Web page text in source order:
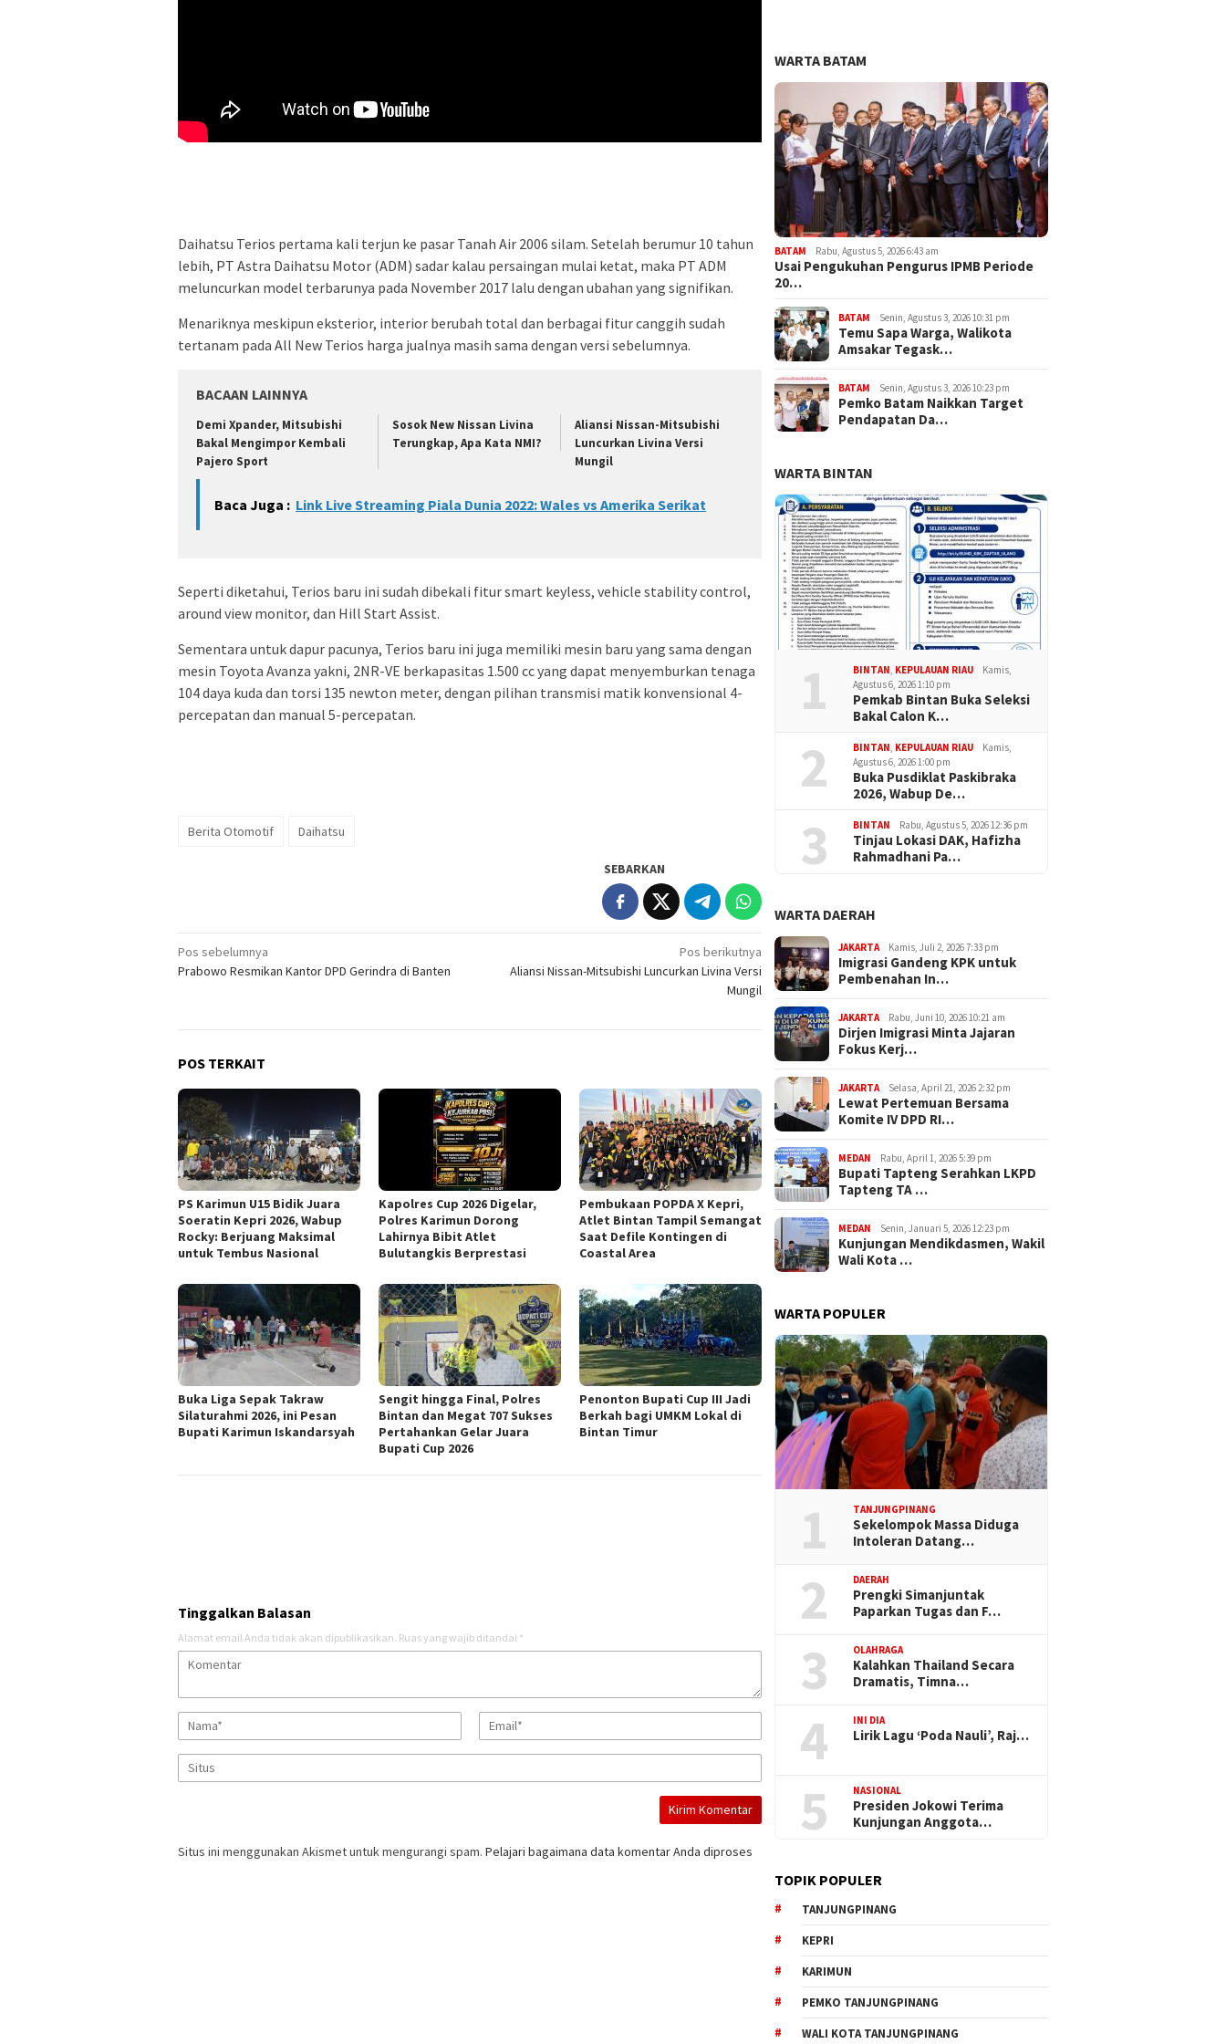
Daihatsu Terios pertama kali terjun ke pasar Tanah Air 2006 silam. Setelah berumur 10 tahun
lebih, PT Astra Daihatsu Motor (ADM) sadar kalau persaingan mulai ketat, maka PT ADM
meluncurkan model terbarunya pada November 2017 lalu dengan ubahan yang signifikan.
Menariknya meskipun eksterior, interior berubah total dan berbagai fitur canggih sudah
tertanam pada All New Terios harga jualnya masih sama dengan versi sebelumnya.
BACAAN LAINNYA
Demi Xpander, Mitsubishi
Bakal Mengimpor Kembali
Pajero Sport
Sosok New Nissan Livina
Terungkap, Apa Kata NMI?
Aliansi Nissan-Mitsubishi
Luncurkan Livina Versi
Mungil
Baca Juga : Link Live Streaming Piala Dunia 2022: Wales vs Amerika Serikat
Seperti diketahui, Terios baru ini sudah dibekali fitur smart keyless, vehicle stability control,
around view monitor, dan Hill Start Assist.
Sementara untuk dapur pacunya, Terios baru ini juga memiliki mesin baru yang sama dengan
mesin Toyota Avanza yakni, 2NR-VE berkapasitas 1.500 cc yang dapat menyemburkan tenaga
104 daya kuda dan torsi 135 newton meter, dengan pilihan transmisi matik konvensional 4-
percepatan dan manual 5-percepatan.
Berita Otomotif Daihatsu
SEBARKAN
Navigasi
pos
Pos sebelumnya
Prabowo Resmikan Kantor DPD Gerindra di Banten
Pos berikutnya
Aliansi Nissan-Mitsubishi Luncurkan Livina Versi
Mungil
POS TERKAIT
PS Karimun U15 Bidik Juara
Soeratin Kepri 2026, Wabup
Rocky: Berjuang Maksimal
untuk Tembus Nasional
Kapolres Cup 2026 Digelar,
Polres Karimun Dorong
Lahirnya Bibit Atlet
Bulutangkis Berprestasi
Pembukaan POPDA X Kepri,
Atlet Bintan Tampil Semangat
Saat Defile Kontingen di
Coastal Area
Buka Liga Sepak Takraw
Silaturahmi 2026, ini Pesan
Bupati Karimun Iskandarsyah
Sengit hingga Final, Polres
Bintan dan Megat 707 Sukses
Pertahankan Gelar Juara
Bupati Cup 2026
Penonton Bupati Cup III Jadi
Berkah bagi UMKM Lokal di
Bintan Timur
Tinggalkan Balasan
Alamat email Anda tidak akan dipublikasikan. Ruas yang wajib ditandai *
Situs ini menggunakan Akismet untuk mengurangi spam. Pelajari bagaimana data komentar Anda diproses
WARTA BATAM
BATAM Rabu, Agustus 5, 2026 6:43 am
Usai Pengukuhan Pengurus IPMB Periode
20…
BATAM Senin, Agustus 3, 2026 10:31 pm
Temu Sapa Warga, Walikota
Amsakar Tegask…
BATAM Senin, Agustus 3, 2026 10:23 pm
Pemko Batam Naikkan Target
Pendapatan Da…
WARTA BINTAN
1 BINTAN KEPULAUAN RIAU
Kamis,
Agustus 6, 2026 1:10 pm
Pemkab Bintan Buka Seleksi
Bakal Calon K…
2 BINTAN KEPULAUAN RIAU
Kamis,
Agustus 6, 2026 1:00 pm
Buka Pusdiklat Paskibraka
2026, Wabup De…
3 BINTAN Rabu, Agustus 5, 2026 12:36 pm
Tinjau Lokasi DAK, Hafizha
Rahmadhani Pa…
WARTA DAERAH
JAKARTA Kamis, Juli 2, 2026 7:33 pm
Imigrasi Gandeng KPK untuk
Pembenahan In…
JAKARTA Rabu, Juni 10, 2026 10:21 am
Dirjen Imigrasi Minta Jajaran
Fokus Kerj…
JAKARTA Selasa, April 21, 2026 2:32 pm
Lewat Pertemuan Bersama
Komite IV DPD RI…
MEDAN Rabu, April 1, 2026 5:39 pm
Bupati Tapteng Serahkan LKPD
Tapteng TA …
MEDAN Senin, Januari 5, 2026 12:23 pm
Kunjungan Mendikdasmen, Wakil
Wali Kota …
WARTA POPULER
1 TANJUNGPINANG
Sekelompok Massa Diduga
Intoleran Datang…
2 DAERAH
Prengki Simanjuntak
Paparkan Tugas dan F…
3 OLAHRAGA
Kalahkan Thailand Secara
Dramatis, Timna…
4 INI DIA
Lirik Lagu ‘Poda Nauli’, Raj…
5 NASIONAL
Presiden Jokowi Terima
Kunjungan Anggota…
TOPIK POPULER
TANJUNGPINANG
KEPRI
KARIMUN
PEMKO TANJUNGPINANG
WALI KOTA TANJUNGPINANG